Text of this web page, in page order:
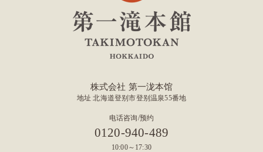
株式会社 第一泷本馆
地址 北海道登别市登别温泉55番地
电话咨询/预约
0120-940-489
10:00～17:30